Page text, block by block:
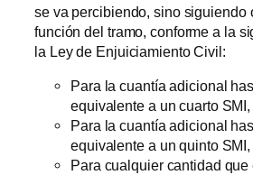
se va percibiendo, sino siguiendo
función del tramo, conforme a la
la Ley de Enjuiciamiento Civil:
Para la cuantía adicional
equivalente a un cuarto SMI,
Para la cuantía adicional
equivalente a un quinto SMI,
Para cualquier cantidad que